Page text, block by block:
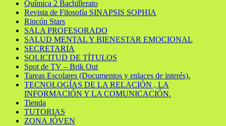
Química 2 Bachillerato
Revista de Filosofía SINAPSIS SOPHIA
Rincón Stars
SALA PROFESORADO
SALUD MENTAL Y BIENESTAR EMOCIONAL
SECRETARIA
SOLICITUD DE TÍTULOS
Spot de TV – Brik Out
Tareas Escolares (Documentos y enlaces de interés).
TECNOLOGÍAS DE LA RELACIÓN , LA
INFORMACIÓN Y LA COMUNICACIÓN.
Tienda
TUTORIAS
ZONA JÓVEN